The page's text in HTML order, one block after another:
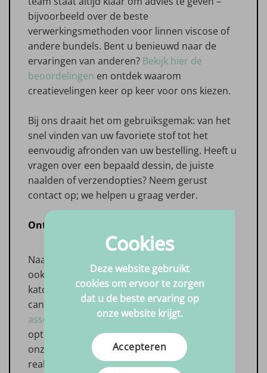
bijvoorbeeld over de beste
verwerkingsmethoden voor linnen viscose of
andere bundels. Bent u benieuwd naar de
ervaringen van anderen? Bekijk hier de
beoordelingen en ontdek waarom
creatievelingen keer op keer voor ons kiezen.
Bij ons draait het om gebruiksgemak: van het
snel vinden van uw favoriete stof tot het
eenvoudig afronden van uw bestelling. Heeft u
vragen over een bepaald dessin, de juiste
naalden of verzendopties? Neem gerust
contact op; we helpen u graag verder.
Ontdek ons volledige aanbod
Naast linnen viscose vindt u bij Big in Fabric
ook een breed scala aan andere stoffen, zoals
katoen satijn, mousseline, bamboe tricot,
canvas en nog veel meer.Bekijk het volledige
assortiment Stoffenom alle beschikbare
opties te ontdekken. Laat u inspireren door
onze collectie en start direct met het
realiseren van uw volgende creatieve project.
Cookies
Deze website gebruikt
cookies om ervoor te zorgen
dat u de beste ervaring op
onze website krijgt.
Accepteren